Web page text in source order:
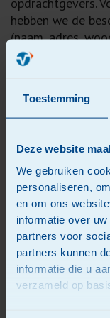
Toestemming
Deze website
We gebruiken
personaliseren,
en om ons
informatie over
partners voor
partners kunnen
informatie die u
verzameld op
opdrachtgevers.
hebben we de
(naam, adres,
mailadres) om
te leveren. Vlot
Financiële data
vastgelegd om de
verstrekt voor
Gegevens
U kunt op elk
of deze laten
contact
Logistics: 085-
een bewijs van